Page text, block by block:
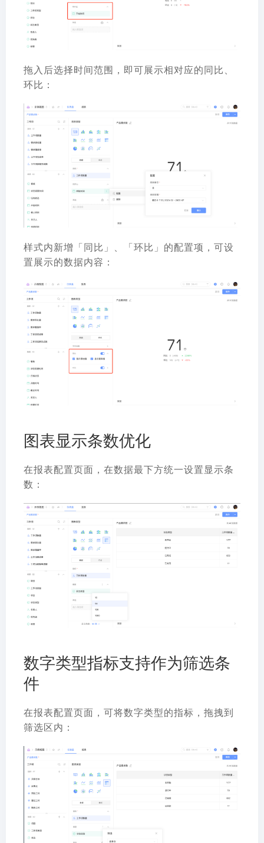
拖入后选择时间范围，即可展示相对应的同比、
环比：
样式内新增「同比」、「环比」的配置项，可设
置展示的数据内容：
图表显示条数优化
在报表配置页面，在数据最下方统一设置显示条
数：
数字类型指标支持作为筛选条
件
在报表配置页面，可将数字类型的指标，拖拽到
筛选区内：